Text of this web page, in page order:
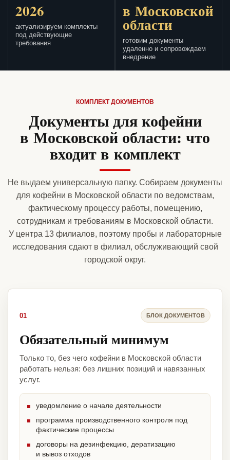
2026
актуализируем комплекты
под действующие
требования
в Московской
области
готовим документы
удаленно и сопровождаем
внедрение
КОМПЛЕКТ ДОКУМЕНТОВ
Документы для кофейни
в Московской области: что
входит в комплект
Не выдаем универсальную папку. Собираем документы
для кофейни в Московской области по ведомствам,
фактическому процессу работы, помещению,
сотрудникам и требованиям в Московской области.
У центра 13 филиалов, поэтому пробы и лабораторные
исследования сдают в филиал, обслуживающий свой
городской округ.
01 БЛОК ДОКУМЕНТОВ
Обязательный минимум
Только то, без чего кофейни в Московской области
работать нельзя: без лишних позиций и навязанных
услуг.
уведомление о начале деятельности
программа производственного контроля под
фактические процессы
договоры на дезинфекцию, дератизацию
и вывоз отходов